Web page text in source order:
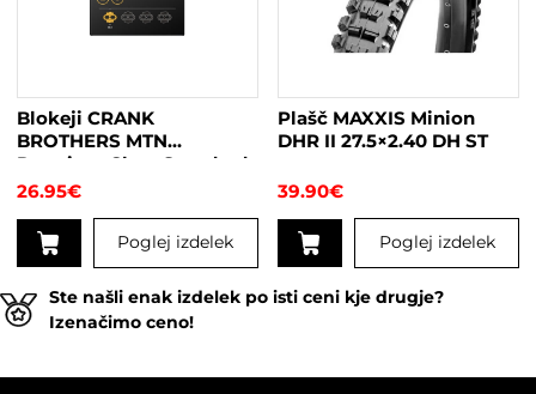
Plašč MAXXIS Minion
DHR II 27.5×2.40 DH ST
39.90€
Poglej izdelek
Blokeji CRANK
BROTHERS MTN
Premium Cleat Standard
6°
26.95€
Poglej izdelek
Ste našli enak izdelek po isti ceni kje drugje?
Izenačimo ceno!